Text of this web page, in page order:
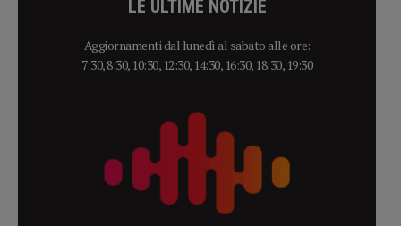
LE ULTIME NOTIZIE
Aggiornamenti dal lunedì al sabato alle ore:
7:30, 8:30, 10:30, 12:30, 14:30, 16:30, 18:30, 19:30